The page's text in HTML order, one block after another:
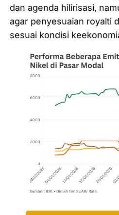
dan agenda hilirisasi,
agar penyesuaian royalti
sesuai kondisi